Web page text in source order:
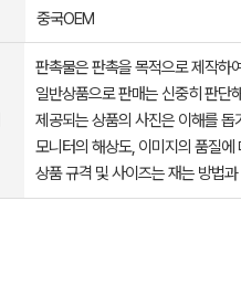
중국OEM
판촉물은 판촉을 목적으로 제작하
일반상품으로 판매는 신중히 판단
제공되는 상품의 사진은 이해를
모니터의 해상도, 이미지의 품질
상품 규격 및 사이즈는 재는 방법